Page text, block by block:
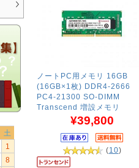
土
1
8
ノートPC用メモリ 16GB
(16GB×1枚) DDR4-2666
PC4-21300 SO-DIMM
Transcend 増設メモリ
¥39,800
(10)